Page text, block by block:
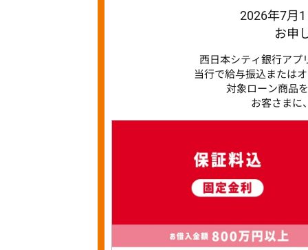
2026年7月
お申
西日本シティ銀行アプ
当行で給与振込または
対象ローン商品を
お客さまに